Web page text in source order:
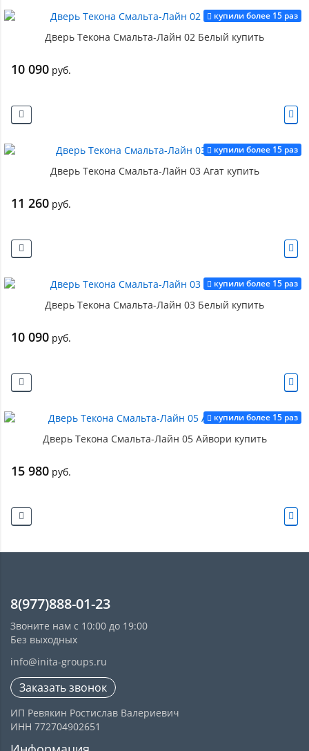
купили более 15 раз
Дверь Текона Смальта-Лайн 02 Белый купить
10 090 руб.
купили более 15 раз
Дверь Текона Смальта-Лайн 03 Агат купить
11 260 руб.
купили более 15 раз
Дверь Текона Смальта-Лайн 03 Белый купить
10 090 руб.
купили более 15 раз
Дверь Текона Смальта-Лайн 05 Айвори купить
15 980 руб.
8(977)888-01-23
Звоните нам с 10:00 до 19:00
Без выходных
info@inita-groups.ru
Заказать звонок
ИП Ревякин Ростислав Валериевич
ИНН 772704902651